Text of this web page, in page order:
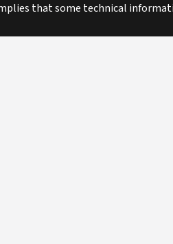
that some technical